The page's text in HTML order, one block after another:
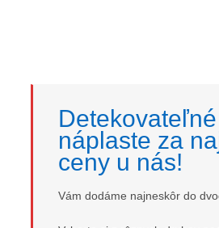
Detekovateľné
náplaste za
ceny u nás!
Vám dodáme najneskôr do